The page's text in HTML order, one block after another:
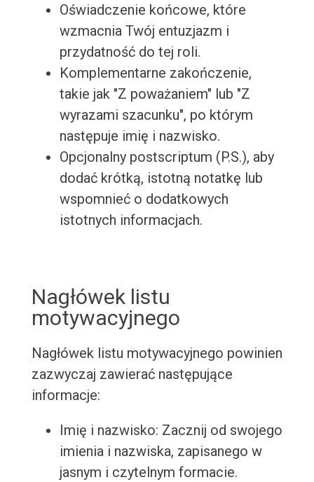
Oświadczenie końcowe, które
wzmacnia Twój entuzjazm i
przydatność do tej roli.
Komplementarne zakończenie,
takie jak "Z poważaniem" lub "Z
wyrazami szacunku", po którym
następuje imię i nazwisko.
Opcjonalny postscriptum (P.S.), aby
dodać krótką, istotną notatkę lub
wspomnieć o dodatkowych
istotnych informacjach.
Nagłówek listu
motywacyjnego
Nagłówek listu motywacyjnego powinien
zazwyczaj zawierać następujące
informacje:
Imię i nazwisko: Zacznij od swojego
imienia i nazwiska, zapisanego w
jasnym i czytelnym formacie.